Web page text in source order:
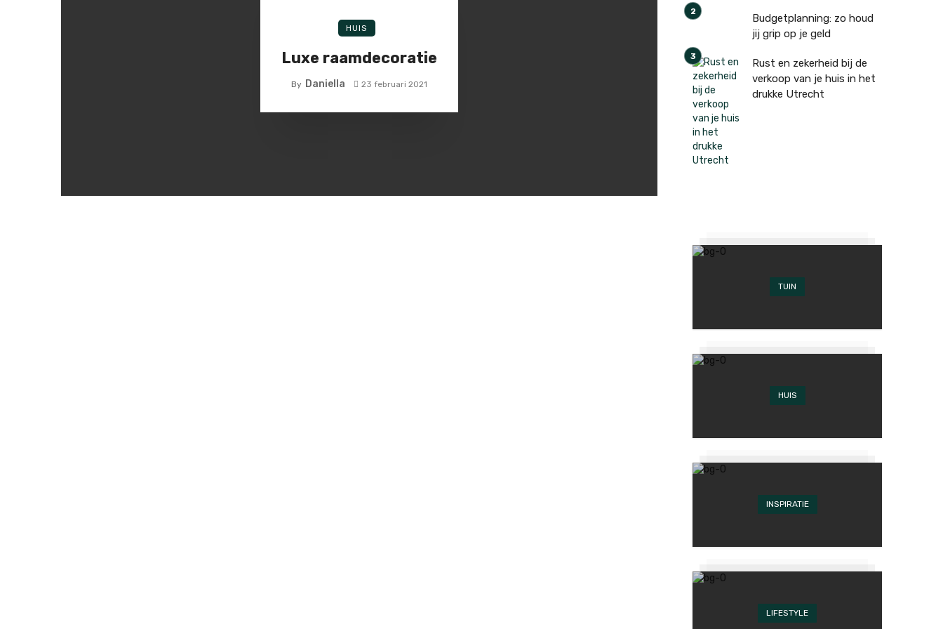
HUIS
Luxe raamdecoratie
By Daniella 23 februari 2021
Budgetplanning: zo houd
jij grip op je geld
Rust en zekerheid bij de
verkoop van je huis in het
drukke Utrecht
TUIN
HUIS
INSPIRATIE
LIFESTYLE